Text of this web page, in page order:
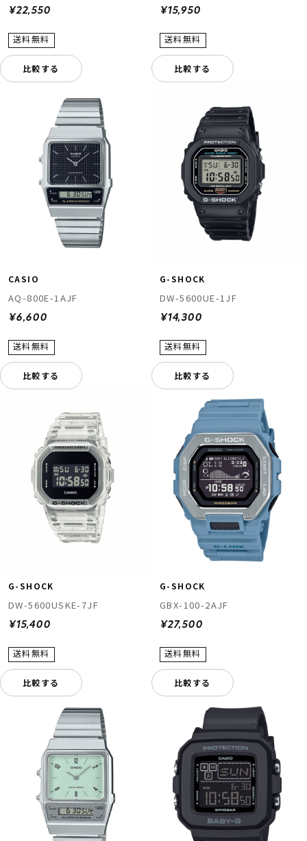
¥22,550
比較する
¥15,950
比較する
CASIO
AQ-800E-1AJF
¥6,600
比較する
G-SHOCK
DW-5600UE-1JF
¥14,300
比較する
G-SHOCK
DW-5600USKE-7JF
¥15,400
比較する
G-SHOCK
GBX-100-2AJF
¥27,500
比較する